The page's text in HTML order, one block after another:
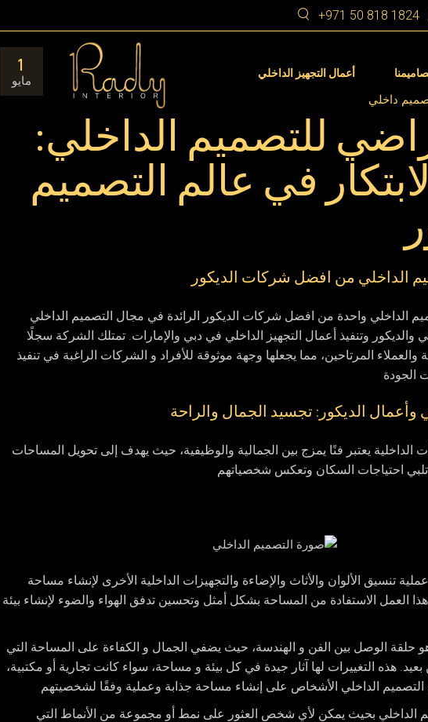
+971 50 818 1824
في الأمارات
الداخلي
التصميم الداخلي 360 VR
أعمال التجهيز الداخلي
Dubai
الشارقة
عجمان
رأس الخيمة
أبوظبي
العين
في الأمارات
التصميم الداخلي 360 VR
الشارقة
عجمان
رأس الخيمة
أم القيوين
أبوظبي
العين
1
مايو
داخلي
للتصميم الداخلي:
في عالم التصميم
الداخلي من افضل شركات الديكور
الداخلي واحدة من افضل شركات الديكور الرائدة في مجال التصميم الداخلي
والديكور وتنفيذ أعمال التجهيز الداخلي في دبي والإمارات. تمتلك الشركة سجلًا
والعملاء المرتاحين، مما يجعلها وجهة موثوقة للأفراد و الشركات الراغبة في تنفيذ
الجودة
وأعمال الديكور: تجسيد الجمال والراحة
الداخلية يعتبر فنًا يمزج بين الجمالية والوظيفية، حيث يهدف إلى تحويل المساحات
تلبي احتياجات السكان وتعكس شخصياتهم
تنسيق الألوان والأثاث والإضاءة والتجهيزات الداخلية الأخرى لإنشاء مساحة
العمل الاستفادة من المساحة بشكل أمثل وتحسين تدفق الهواء والضوء لإنشاء بيئة
حلقة الوصل بين الفن و الهندسة، حيث يضفي الجمال و الكفاءة على المساحة التي
هذه التغييرات لها آثار جيدة في كل بيئة و مساحة، سواء كانت تجارية أو مكتبية،
التصميم الداخلي الأشخاص على إنشاء مساحة جذابة وعملية وفقًا لشخصيتهم
الداخلي بحيث يمكن لأي شخص العثور على نمط أو مجموعة من الأنماط التي